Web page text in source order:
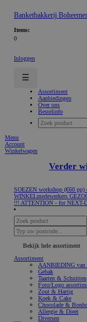
Banketbakkerij
Items:
0
Inloggen
☰
Assortiment
Aanbiedingen
Over ons
Bestelinfo
Menu
Account
Winkelwagen
Verder
SOEZEN workshop (€60 pp)
WINKELmedewerkers
!!! ATTENTION - for NEXT-
Bekijk hele assortiment
Assortiment
AANBIEDING van
Gebak
Taarten & Schnitten
Foto/Logo
Zout & Hartig
Koek & Cake
Chocolade &
Allergie & Dieet
Diversen